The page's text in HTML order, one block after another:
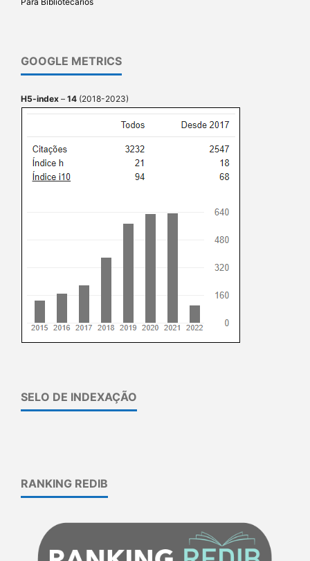
GOOGLE METRICS
H5-index – 14 (2018-2023)
SELO DE INDEXAÇÃO
RANKING REDIB